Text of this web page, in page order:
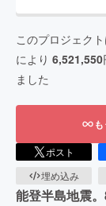
このプロジェクト
により 6,521,550
ました
ポスト
埋め込み
能登半島地震